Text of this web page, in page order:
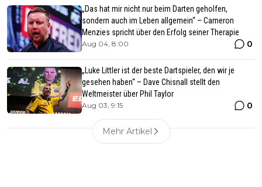
„Das hat mir nicht nur beim Darten geholfen,
sondern auch im Leben allgemein“ – Cameron
Menzies spricht über den Erfolg seiner Therapie
Aug 04, 8:00 0
„Luke Littler ist der beste Dartspieler, den wir je
gesehen haben“ – Dave Chisnall stellt den
Weltmeister über Phil Taylor
Aug 03, 9:15 0
Mehr Artikel